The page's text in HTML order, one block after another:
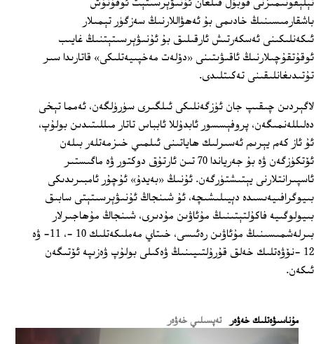
تېلېفونىمىزنى قوبۇل قىلغان ئۇنىۋېرسىتېت ئوقۇتۇش
باشقارمىسىنىڭ خادىمى بۇ ئەھۋاللارنىڭ سەزگۈر تېمىلار
ئىكەنلىكىنى ئەسكەرتىش ئارقىلىق بۇ ئۇنىۋېرسىتېتنىڭ غايىب
ئوقۇتقۇچىلارنىڭ ئاقىۋىتىنى «دۆلەت مەخپىيەتلىكى» قاتارىدا سىر
تۇتىدىغانلىقىنى تەكىتلىدى.
لاگېردىن چىقىپ جان ئۈزگەنلىكى ئىلگىرى سۈرۈلگەن، ئەمما تېخى
دەلىللەنمىگەن، پروفېسسور ئابدۇللا ئابباس تاتار مىللىتىدىن بولۇپ،
ئۇ ئاز كەم يېرىم ئەسىرلىك ھاياتىنى ئىلمىي خىزمەتلەر بىلەن
ئۆتكۈزگەن ۋە بۇ جەرياندا 70 تىن ئارتۇق دوكتور ۋە ماگىستىر
ئاسپىرانتلارنى يېتىشتۈرگەن. ئۇنىڭ «بەيدۇ» ئۇچۇر ئامبىرىدىكى
بىيوگرافىيەىسىدە دېيىلىشىچە، ئۇ شىنجاڭ ئۇنىۋېرسىتېتى سابىق
بىيولوگىيە فاكۇلتېتىنىڭ مۇئاۋىن مۇدىرى، شىنجاڭ مۇھاجىرلار
بىرلەشمىسىنىڭ مۇئاۋىن رەئىسى، خىتاي مەملىكەتلىك 10 ‏-، 11‏- ۋە
12 ‏-نۆۋەتلىك خەلق قۇرۇلتىيىنىڭ ۋەكىلى بولۇپ ۋەزىپە ئۆتىگەن
ئىكەن.
ﻣﯘﻧﺎﺳﯩﯟﻩﺗﻠﯩﻚ ﺧﻪﯞﻩﺭ تەپسىلىي خەۋەر